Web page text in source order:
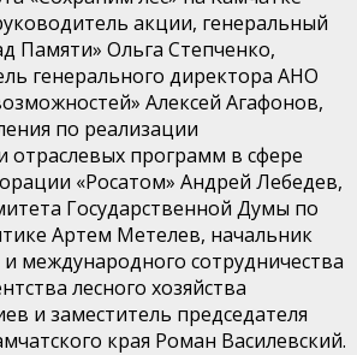
акции, генеральный
Памяти» Ольга Степченко,
генерального директора АНО
Алексей Агафонов,
по реализации
отраслевых программ в сфере
«Росатом» Андрей Лебедев,
Государственной Думы по
Артем Метелев, начальник
международного сотрудничества
лесного хозяйства
и заместитель председателя
края Роман Василевский.